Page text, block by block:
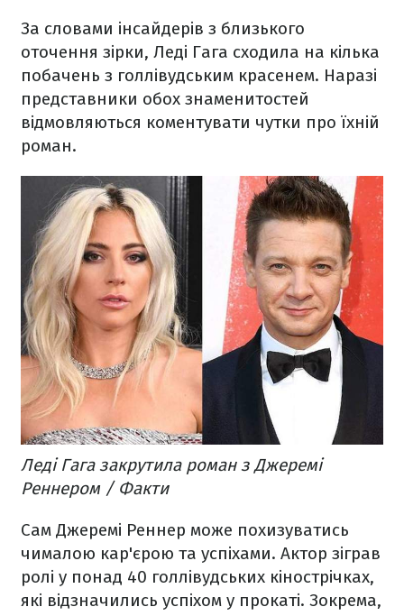
За словами інсайдерів з близького
оточення зірки, Леді Гага сходила на кілька
побачень з голлівудським красенем. Наразі
представники обох знаменитостей
відмовляються коментувати чутки про їхній
роман.
Леді Гага закрутила роман з Джеремі
Реннером / Факти
Сам Джеремі Реннер може похизуватись
чималою кар'єрою та успіхами. Актор зіграв
ролі у понад 40 голлівудських кінострічках,
які відзначились успіхом у прокаті. Зокрема,